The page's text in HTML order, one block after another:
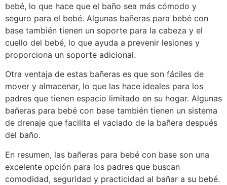
bebé, lo que hace que el baño sea más cómodo y
seguro para el bebé. Algunas bañeras para bebé con
base también tienen un soporte para la cabeza y el
cuello del bebé, lo que ayuda a prevenir lesiones y
proporciona un soporte adicional.
Otra ventaja de estas bañeras es que son fáciles de
mover y almacenar, lo que las hace ideales para los
padres que tienen espacio limitado en su hogar. Algunas
bañeras para bebé con base también tienen un sistema
de drenaje que facilita el vaciado de la bañera después
del baño.
En resumen, las bañeras para bebé con base son una
excelente opción para los padres que buscan
comodidad, seguridad y practicidad al bañar a su bebé.